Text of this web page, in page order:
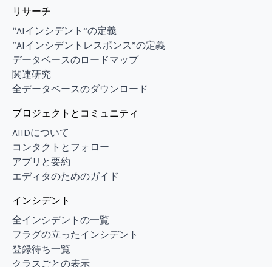
リサーチ
“AIインシデント”の定義
“AIインシデントレスポンス”の定義
データベースのロードマップ
関連研究
全データベースのダウンロード
プロジェクトとコミュニティ
AIIDについて
コンタクトとフォロー
アプリと要約
エディタのためのガイド
インシデント
全インシデントの一覧
フラグの立ったインシデント
登録待ち一覧
クラスごとの表示